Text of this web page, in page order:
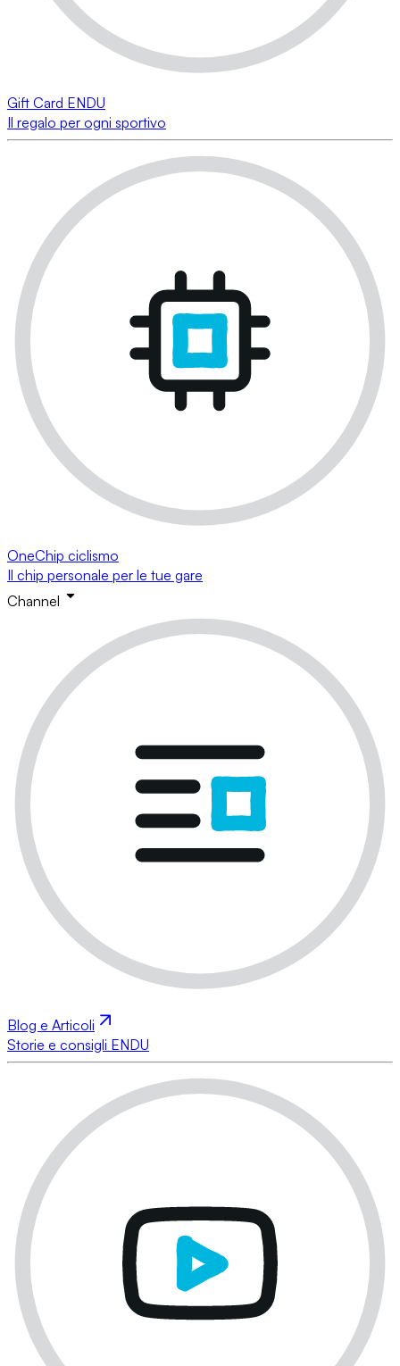
Gift Card ENDU
Il regalo per ogni sportivo
OneChip ciclismo
Il chip personale per le tue gare
Channel
Blog e Articoli
Storie e consigli ENDU